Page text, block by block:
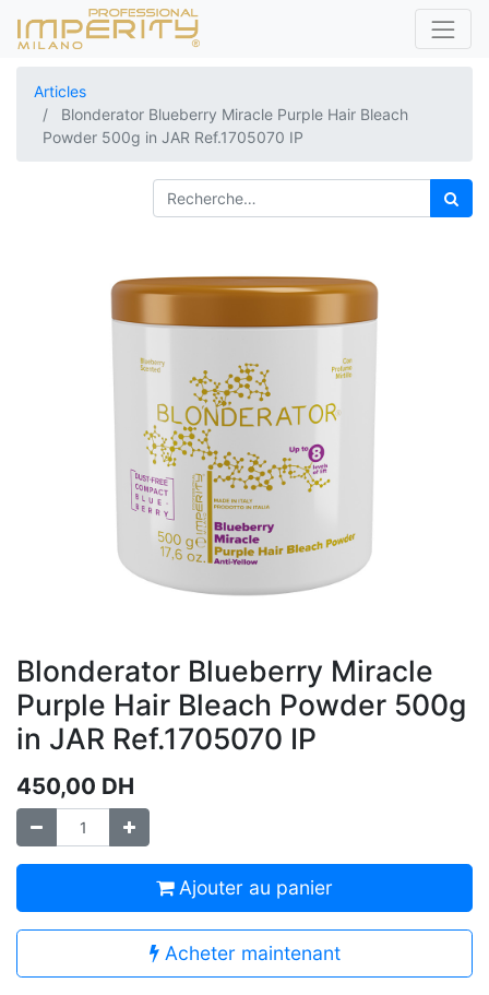
Articles
Blonderator Blueberry Miracle Purple Hair Bleach
Powder 500g in JAR Ref.1705070 IP
Blonderator Blueberry Miracle
Purple Hair Bleach Powder 500g
in JAR Ref.1705070 IP
450,00 DH
Ajouter au panier
Acheter maintenant